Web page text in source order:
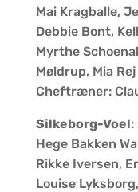
Mai Kragballe,
Debbie Bont,
Myrthe
Møldrup, Mia Rej
Cheftræner:
Silkeborg-Voel:
Hege Bakken
Rikke Iversen,
Louise